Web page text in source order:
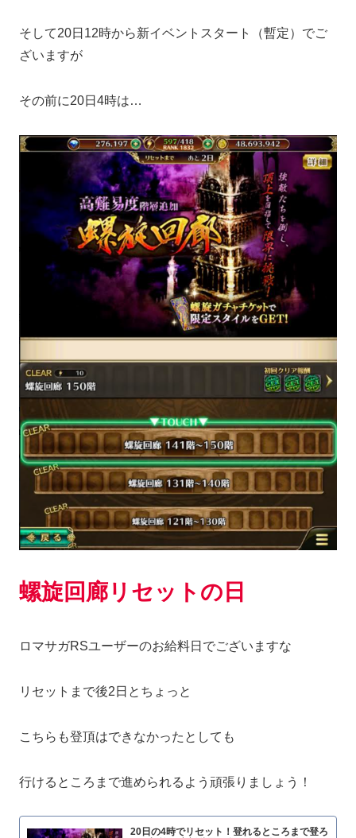
そして20日12時から新イベントスタート（暫定）でご
ざいますが
その前に20日4時は…
螺旋回廊リセットの日
ロマサガRSユーザーのお給料日でございますな
リセットまで後2日とちょっと
こちらも登頂はできなかったとしても
行けるところまで進められるよう頑張りましょう！
20日の4時でリセット！登れるところまで登ろ